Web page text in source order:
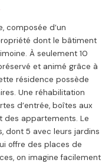
composée d’un
dont le bâtiment
À seulement 10
et animé grâce à
résidence possède
Une réhabilitation
d’entrée, boîtes aux
des appartements. Le
dont 5 avec leurs jardins
offre des places de
on imagine facilement